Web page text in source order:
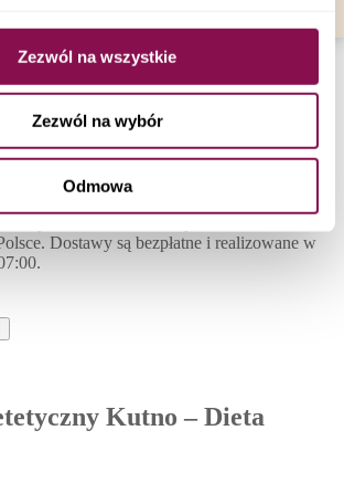
Zezwól na wszystkie
Zezwól na wybór
Odmowa
Rogów
- 07:00
są dostarczane we wszystkich
Dostawy są bezpłatne i realizowane w
Kutno – Dieta